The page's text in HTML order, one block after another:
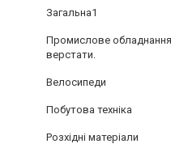
Загальна1
Промислове
верстати.
Велосипеди
Побутова техніка
Розхідні матеріали